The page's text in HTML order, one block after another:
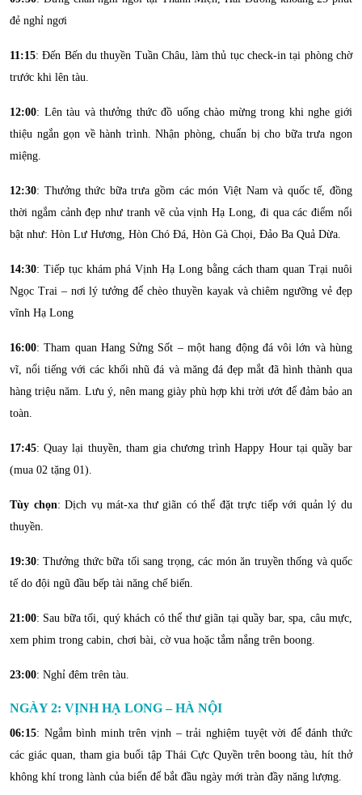
đẻ nghỉ ngơi
11:15: Đến Bến du thuyền Tuần Châu, làm thủ tục check-in tại phòng chờ
trước khi lên tàu.
12:00: Lên tàu và thưởng thức đồ uống chào mừng trong khi nghe giới
thiệu ngắn gọn về hành trình. Nhận phòng, chuẩn bị cho bữa trưa ngon
miệng.
12:30: Thưởng thức bữa trưa gồm các món Việt Nam và quốc tế, đồng
thời ngắm cảnh đẹp như tranh vẽ của vịnh Hạ Long, đi qua các điểm nổi
bật như: Hòn Lư Hương, Hòn Chó Đá, Hòn Gà Chọi, Đảo Ba Quả Dừa.
14:30: Tiếp tục khám phá Vịnh Hạ Long bằng cách tham quan Trại nuôi
Ngọc Trai – nơi lý tưởng để chèo thuyền kayak và chiêm ngưỡng vẻ đẹp
vĩnh Hạ Long
16:00: Tham quan Hang Sửng Sốt – một hang động đá vôi lớn và hùng
vĩ, nổi tiếng với các khối nhũ đá và măng đá đẹp mắt đã hình thành qua
hàng triệu năm. Lưu ý, nên mang giày phù hợp khi trời ướt để đảm bảo an
toàn.
17:45: Quay lại thuyền, tham gia chương trình Happy Hour tại quầy bar
(mua 02 tặng 01).
Tùy chọn: Dịch vụ mát-xa thư giãn có thể đặt trực tiếp với quản lý du
thuyền.
19:30: Thưởng thức bữa tối sang trọng, các món ăn truyền thống và quốc
tế do đội ngũ đầu bếp tài năng chế biến.
21:00: Sau bữa tối, quý khách có thể thư giãn tại quầy bar, spa, câu mực,
xem phim trong cabin, chơi bài, cờ vua hoặc tắm nắng trên boong.
23:00: Nghỉ đêm trên tàu.
NGÀY 2: VỊNH HẠ LONG – HÀ NỘI
06:15: Ngắm bình minh trên vịnh – trải nghiệm tuyệt vời để đánh thức
các giác quan, tham gia buổi tập Thái Cực Quyền trên boong tàu, hít thở
không khí trong lành của biển để bắt đầu ngày mới tràn đầy năng lượng.